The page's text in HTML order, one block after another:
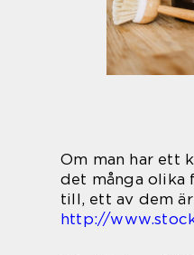
Om man har ett
det många olika
till, ett av dem är
http://